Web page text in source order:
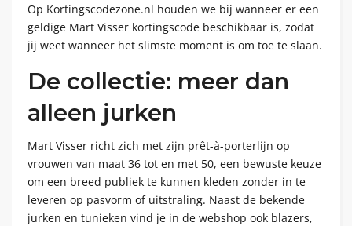
Op Kortingscodezone.nl houden we bij wanneer er een
geldige Mart Visser kortingscode beschikbaar is, zodat
jij weet wanneer het slimste moment is om toe te slaan.
De collectie: meer dan
alleen jurken
Mart Visser richt zich met zijn prêt-à-porterlijn op
vrouwen van maat 36 tot en met 50, een bewuste keuze
om een breed publiek te kunnen kleden zonder in te
leveren op pasvorm of uitstraling. Naast de bekende
jurken en tunieken vind je in de webshop ook blazers,